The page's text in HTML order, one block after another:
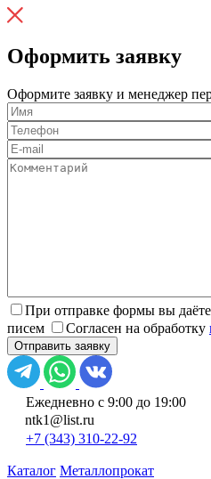
Оформить заявку
Оформите заявку и менеджер
При отправке формы вы
писем
Согласен на обработку
Ежедневно с 9:00 до 19:00
ntk1@list.ru
+7 (343) 310-22-92
Каталог Металлопрокат